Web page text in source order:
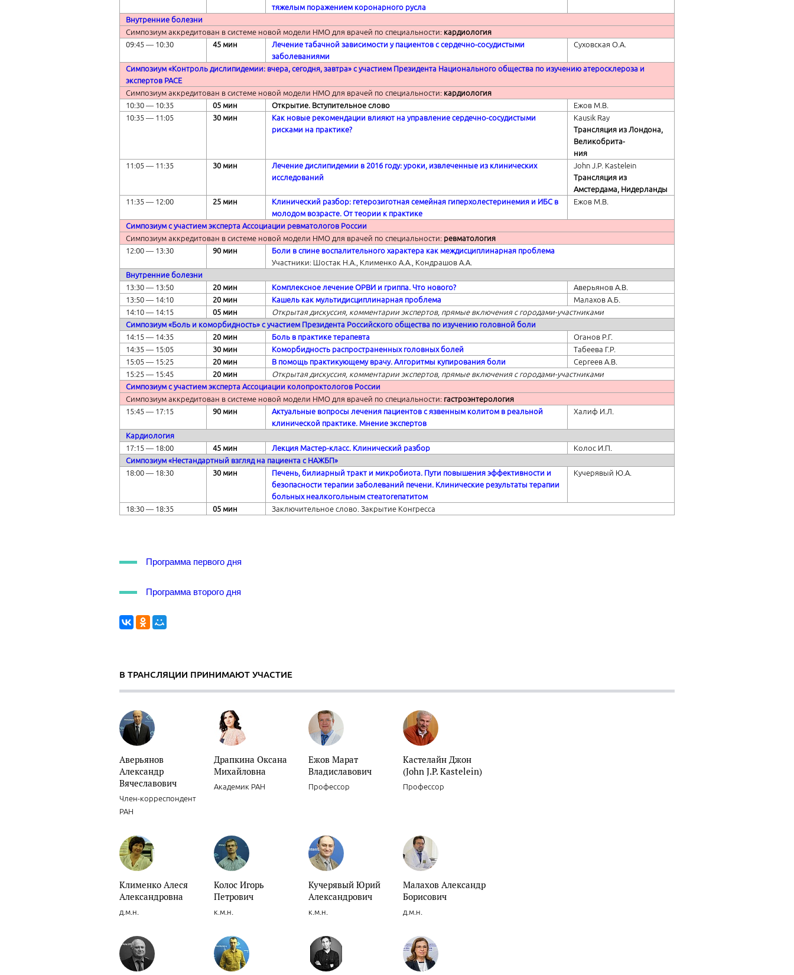
тяжелым поражением коронарного русла
Внутренние болезни
Симпозиум аккредитован в системе новой модели НМО для врачей по специальности: кардиология
09:45 ― 10:30
45 мин
Лечение табачной зависимости у пациентов с сердечно-сосудистыми
заболеваниями
Суховская О.А.
Симпозиум «Контроль дислипидемии: вчера, сегодня, завтра» с участием Президента Национального общества по изучению атеросклероза и
экспертов PACE
Симпозиум аккредитован в системе новой модели НМО для врачей по специальности: кардиология
10:30 ― 10:35 05 мин Открытие. Вступительное слово
Ежов М.В.
10:35 ― 1 1 :05 30 мин
Как новые рекомендации влияют на управление сердечно-сосудистыми
рисками на практике?
Kausik Ray
Трансляция из Лондона,
Великобрита-
ния
11:05 ― 11:35 30 мин
Лечение дислипидемии в 2016 году: уроки, извлеченные из клинических
исследований
John J.P. Kastelein
Трансляция из
Амстердама, Нидерланды
11:35 ― 12:00 25 мин
Клинический разбор: гетерозиготная семейная гиперхолестеринемия и ИБС в
молодом возрасте. От теории к практике
Ежов М.В.
Симпозиум с участием эксперта Ассоциации ревматологов России
Симпозиум аккредитован в системе новой модели НМО для врачей по специальности: ревматология
12:00 ― 13:30
90 мин
Боли в спине воспалительного характера как междисциплинарная проблема
Участники: Шостак Н.А., Клименко А.А., Кондрашов А.А.
Внутренние болезни
13:30 ― 13:50
20 мин Комплексное лечение ОРВИ и гриппа. Что нового?
Аверьянов А.В.
13:50 ― 14:10
20 мин Кашель как мультидисциплинарная проблема
Малахов А.Б.
14:10 ― 14:15
05 мин
Открытая дискуссия, комментарии экспертов, прямые включения с городами-участниками
Симпозиум «Боль и коморбидность» с участием Президента Российского общества по изучению головной боли
14:15 ― 14:35
20 мин Боль в практике терапевта
Оганов Р.Г.
14:35 ― 15:05
30 мин Коморбидность распространенных головных болей
Табеева Г.Р.
15:05 ― 15:25
20 мин В помощь практикующему врачу. Алгоритмы купирования боли
Сергеев А.В.
15:25 ― 15:45
20 мин
Открытая дискуссия, комментарии экспертов, прямые включения с городами-участниками
Симпозиум с участием эксперта Ассоциации колопроктологов России
Симпозиум аккредитован в системе новой модели НМО для врачей по специальности: гастроэнтерология
15:45 ― 17:15
90 мин
Актуальные вопросы лечения пациентов с язвенным колитом в реальной
клинической практике. Мнение экспертов
Халиф И.Л.
Кардиология
17:15 ― 18:00
45 мин Лекция Мастер-класс. Клинический разбор
Колос И.П.
Симпозиум «Нестандартный взгляд на пациента с НАЖБП»
18:00 ― 18:30
30 мин
Печень, билиарный тракт и микробиота. Пути повышения эффективности и
безопасности терапии заболеваний печени. Клинические результаты терапии
больных неалкогольным стеатогепатитом
Кучерявый Ю.А.
18:30 ― 18:35 05 мин Заключительное слово. Закрытие Конгресса
Программа первого дня
Программа второго дня
В ТРАНСЛЯЦИИ ПРИНИМАЮТ УЧАСТИЕ
Аверьянов
Александр
Вячеславович
Член-корреспондент
РАН
Драпкина Оксана
Михайловна
Академик РАН
Ежов Марат
Владиславович
Профессор
Кастелайн Джон
(John J.P. Kastelein)
Профессор
Клименко Алеся
Александровна
д.м.н.
Колос Игорь
Петрович
к.м.н.
Кучерявый Юрий
Александрович
к.м.н.
Малахов Александр
Борисович
д.м.н.